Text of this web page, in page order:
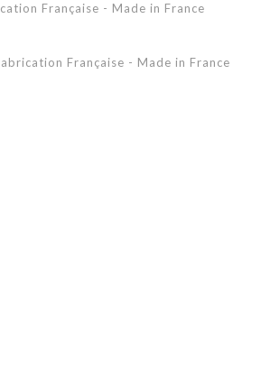
Française - Made in France
Française - Made in France
- Made in France